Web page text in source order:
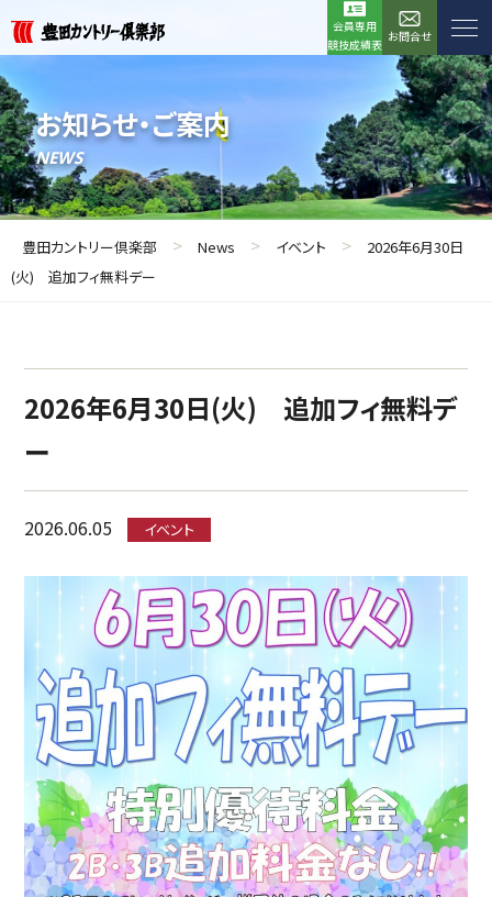
会員専用
競技成績表
お問合せ
お知らせ・ご案内
NEWS
豊田カントリー倶楽部 > News > イベント >
2026年6月30日
(火) 追加フィ無料デー
2026年6月30日(火) 追加フィ無料デ
ー
2026.06.05 イベント